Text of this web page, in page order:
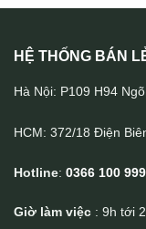
Balo
HỆ THỐNG BÁN
Hà Nội: P109 H94
HCM: 372/18 Điện
Hotline: 0366 100 999
Giờ làm việc : 9h tới